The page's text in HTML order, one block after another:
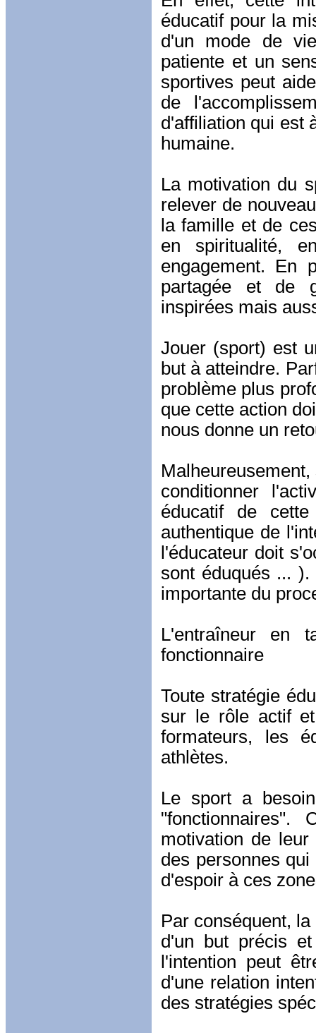
éducatif pour la
d'un mode de
patiente et un
sportives peut
de
d'affiliation qui est
humaine.
La motivation du
relever de
la famille et de
en spiritualité,
engagement. En
partagée et de
inspirées mais
Jouer (sport) est
but à atteindre.
problème plus
que cette action
nous donne un
conditionner
éducatif de
authentique de
l'éducateur doit
sont éduqués ...
importante du
L'entraîneur en
fonctionnaire
Toute stratégie
sur le rôle actif
formateurs, les
athlètes.
Le sport a
motivation de
des personnes
d'espoir à ces
Par conséquent,
d'un but précis
l'intention peut
d'une relation
des stratégies